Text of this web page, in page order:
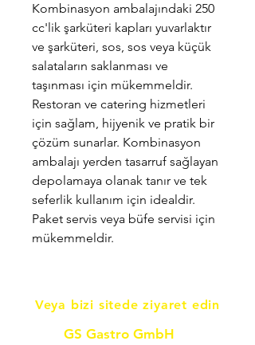
Kombinasyon ambalajındaki 250
cc'lik şarküteri kapları yuvarlaktır
ve şarküteri, sos, sos veya küçük
salataların saklanması ve
taşınması için mükemmeldir.
Restoran ve catering hizmetleri
için sağlam, hijyenik ve pratik bir
çözüm sunarlar. Kombinasyon
ambalajı yerden tasarruf sağlayan
depolamaya olanak tanır ve tek
seferlik kullanım için idealdir.
Paket servis veya büfe servisi için
mükemmeldir.
Veya bizi sitede ziyaret edin
GS Gastro GmbH